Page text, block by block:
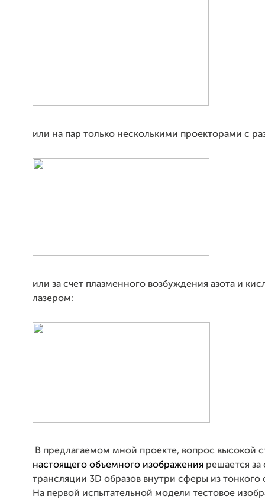
или на пар только несколькими проекторами с
или за счет плазменного возбуждения азота и
лазером:
В предлагаемом мной проекте, вопрос высокой
настоящего объемного изображения решается за
трансляции 3D образов внутри сферы из тонкого
На первой испытательной модели тестовое